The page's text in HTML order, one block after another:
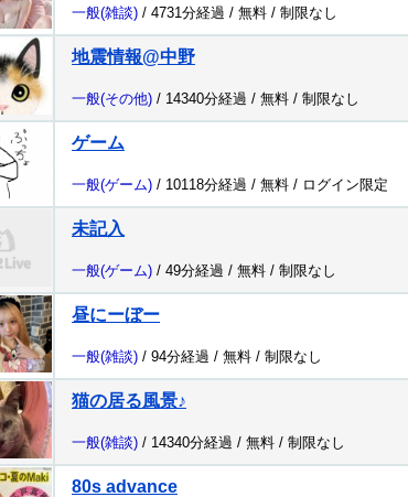
一般(雑談) / 4731分経過 / 無料 / 制限なし
地震情報@中野
一般(その他) / 14340分経過 / 無料 / 制限なし
ゲーム
一般(ゲーム) / 10118分経過 / 無料 / ログイン限定
未記入
一般(ゲーム) / 49分経過 / 無料 / 制限なし
昼にーぼー
一般(雑談) / 94分経過 / 無料 / 制限なし
猫の居る風景♪
一般(雑談) / 14340分経過 / 無料 / 制限なし
80s advance